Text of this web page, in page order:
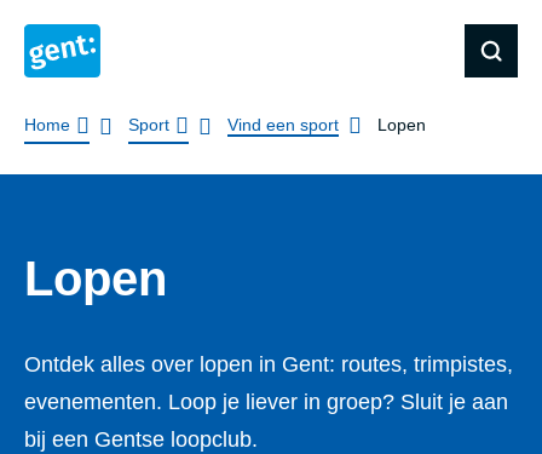
Kruimelpad
Home Sport Vind een sport Lopen
Lopen
Ontdek alles over lopen in Gent: routes, trimpistes,
evenementen. Loop je liever in groep? Sluit je aan
bij een Gentse loopclub.